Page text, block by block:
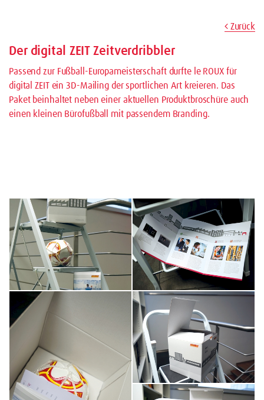
Zurück
Der digital ZEIT Zeitverdribbler
Passend zur Fußball-Europameisterschaft durfte le ROUX für
digital ZEIT ein 3D-Mailing der sportlichen Art kreieren. Das
Paket beinhaltet neben einer aktuellen Produktbroschüre auch
einen kleinen Bürofußball mit passendem Branding.